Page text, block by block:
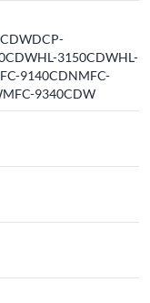
3150CDWHL-
9140CDNMFC-
9340CDW